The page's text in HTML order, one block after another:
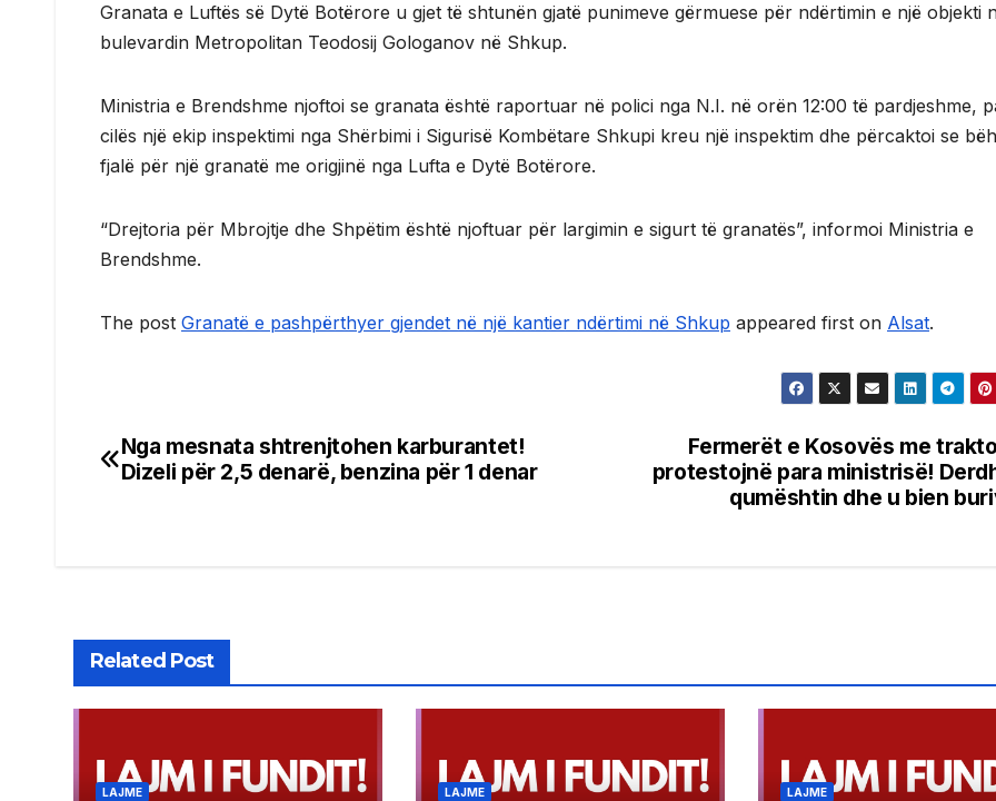
Granata e Luftës së Dytë Botërore u gjet të shtunën gjatë punimeve gërmuese për ndërtimin e një objekti
bulevardin Metropolitan Teodosij Gologanov në Shkup.
Ministria e Brendshme njoftoi se granata është raportuar në polici nga N.I. në orën 12:00 të pardjeshme,
cilës një ekip inspektimi nga Shërbimi i Sigurisë Kombëtare Shkupi kreu një inspektim dhe përcaktoi se
fjalë për një granatë me origjinë nga Lufta e Dytë Botërore.
“Drejtoria për Mbrojtje dhe Shpëtim është njoftuar për largimin e sigurt të granatës”, informoi Ministria e
Brendshme.
The post Granatë e pashpërthyer gjendet në një kantier ndërtimi në Shkup appeared first on Alsat.
Post
Fermerët e Kosovës me
protestojnë para ministrisë!
qumështin dhe u bien
Nga mesnata shtrenjtohen karburantet!
Dizeli për 2,5 denarë, benzina për 1 denar
Related Post
LAJME LAJME LAJME